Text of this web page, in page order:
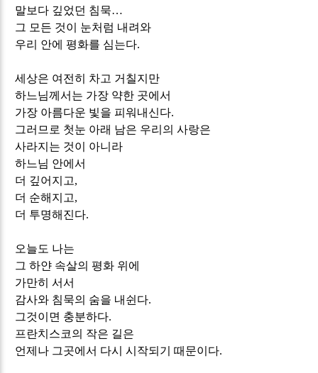
말보다 깊었던 침묵…
그 모든 것이 눈처럼 내려와
우리 안에 평화를 심는다.
세상은 여전히 차고 거칠지만
하느님께서는 가장 약한 곳에서
가장 아름다운 빛을 피워내신다.
그러므로 첫눈 아래 남은 우리의 사랑은
사라지는 것이 아니라
하느님 안에서
더 깊어지고,
더 순해지고,
더 투명해진다.
오늘도 나는
그 하얀 속살의 평화 위에
가만히 서서
감사와 침묵의 숨을 내쉰다.
그것이면 충분하다.
프란치스코의 작은 길은
언제나 그곳에서 다시 시작되기 때문이다.